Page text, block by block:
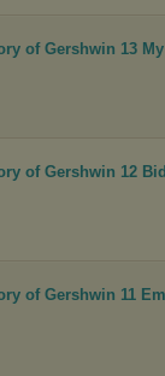
of Gershwin 13
of Gershwin 12
of Gershwin 11